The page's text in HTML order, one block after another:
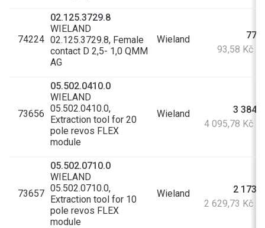
74224
02.125.3729.8
WIELAND
02.125.3729.8, Female
contact D 2,5- 1,0 QMM
AG
Wieland
93,58 Kč s
73656
05.502.0410.0
WIELAND
05.502.0410.0,
Extraction tool for 20
pole revos FLEX
module
Wieland
3
4 095,78 Kč s
73657
05.502.0710.0
WIELAND
05.502.0710.0,
Extraction tool for 10
pole revos FLEX
module
Wieland
2
2 629,73 Kč s